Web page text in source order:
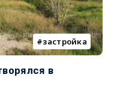
застройка
в